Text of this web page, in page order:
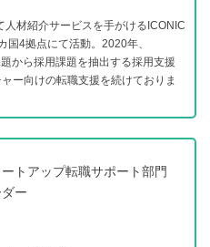
材紹介サービスを手がけるICONIC
国4拠点にて活動。2020年、
から採用課題を抽出する採用支援
ー向けの転職支援を続けておりま
ートアップ転職サポート部門
ダー